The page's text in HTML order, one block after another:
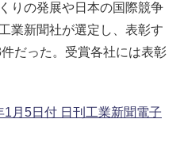
りの発展や日本の国際競争
業新聞社が選定し、表彰す
だった。受賞各社には表彰
月5日付 日刊工業新聞電子